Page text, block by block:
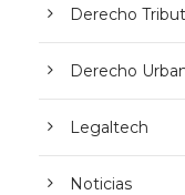
Derecho
Derecho
Legaltech
Noticias